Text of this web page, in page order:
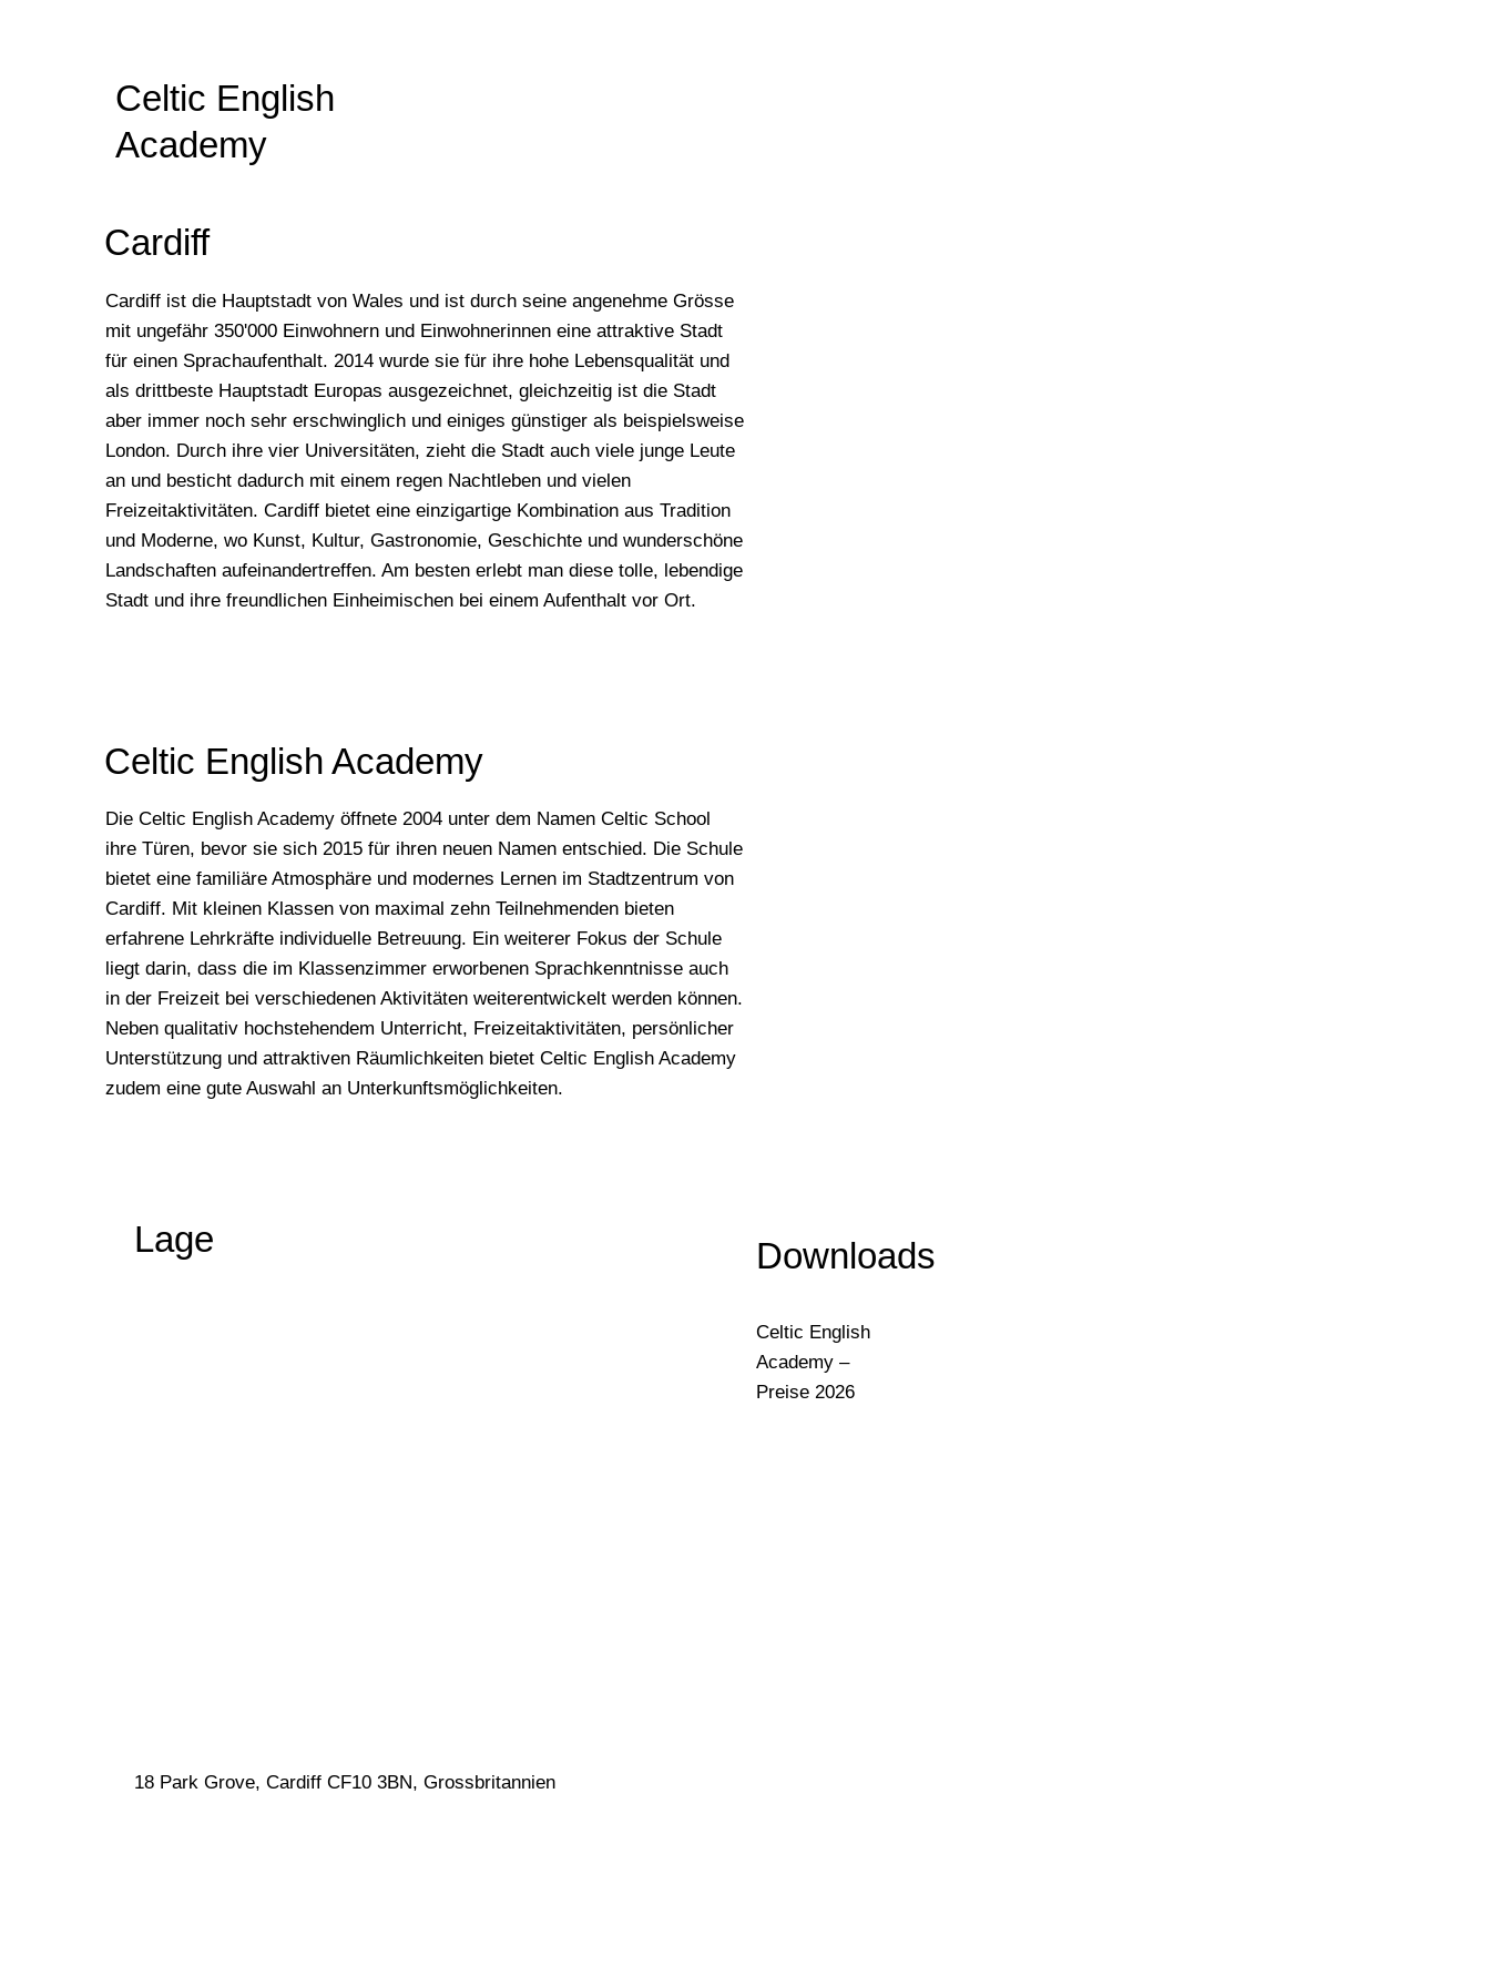
Celtic English
Academy
Cardiff
Cardiff ist die Hauptstadt von Wales und ist durch seine angenehme Grösse
mit ungefähr 350'000 Einwohnern und Einwohnerinnen eine attraktive Stadt
für einen Sprachaufenthalt. 2014 wurde sie für ihre hohe Lebensqualität und
als drittbeste Hauptstadt Europas ausgezeichnet, gleichzeitig ist die Stadt
aber immer noch sehr erschwinglich und einiges günstiger als beispielsweise
London. Durch ihre vier Universitäten, zieht die Stadt auch viele junge Leute
an und besticht dadurch mit einem regen Nachtleben und vielen
Freizeitaktivitäten. Cardiff bietet eine einzigartige Kombination aus Tradition
und Moderne, wo Kunst, Kultur, Gastronomie, Geschichte und wunderschöne
Landschaften aufeinandertreffen. Am besten erlebt man diese tolle, lebendige
Stadt und ihre freundlichen Einheimischen bei einem Aufenthalt vor Ort.
Lage
18 Park Grove, Cardiff CF10 3BN, Grossbritannien
Downloads
Celtic English
Academy –
Preise 2026
Celtic English Academy
Die Celtic English Academy öffnete 2004 unter dem Namen Celtic School
ihre Türen, bevor sie sich 2015 für ihren neuen Namen entschied. Die Schule
bietet eine familiäre Atmosphäre und modernes Lernen im Stadtzentrum von
Cardiff. Mit kleinen Klassen von maximal zehn Teilnehmenden bieten
erfahrene Lehrkräfte individuelle Betreuung. Ein weiterer Fokus der Schule
liegt darin, dass die im Klassenzimmer erworbenen Sprachkenntnisse auch
in der Freizeit bei verschiedenen Aktivitäten weiterentwickelt werden können.
Neben qualitativ hochstehendem Unterricht, Freizeitaktivitäten, persönlicher
Unterstützung und attraktiven Räumlichkeiten bietet Celtic English Academy
zudem eine gute Auswahl an Unterkunftsmöglichkeiten.